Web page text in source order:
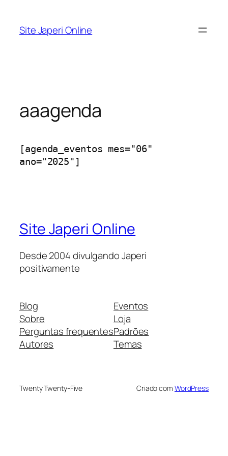
Site Japeri Online
aaagenda
[agenda_eventos mes="06"
ano="2025"]
Site Japeri Online
Desde 2004 divulgando Japeri
positivamente
Blog
Sobre
Perguntas frequentes
Autores
Eventos
Loja
Padrões
Temas
Twenty Twenty-Five Criado com WordPress